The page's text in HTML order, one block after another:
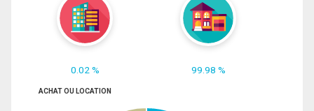
0.02 % 99.98 %
ACHAT OU LOCATION